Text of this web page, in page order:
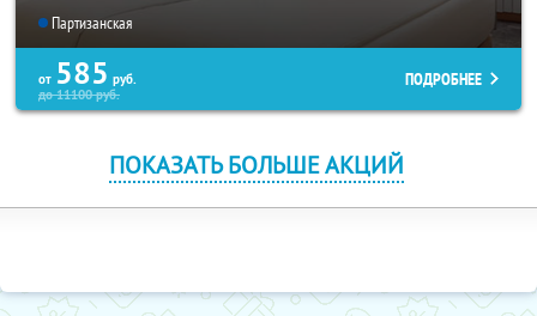
Партизанская
от 585 руб.
до11100руб.
ПОДРОБНЕЕ
ПОКАЗАТЬ БОЛЬШЕ АКЦИЙ